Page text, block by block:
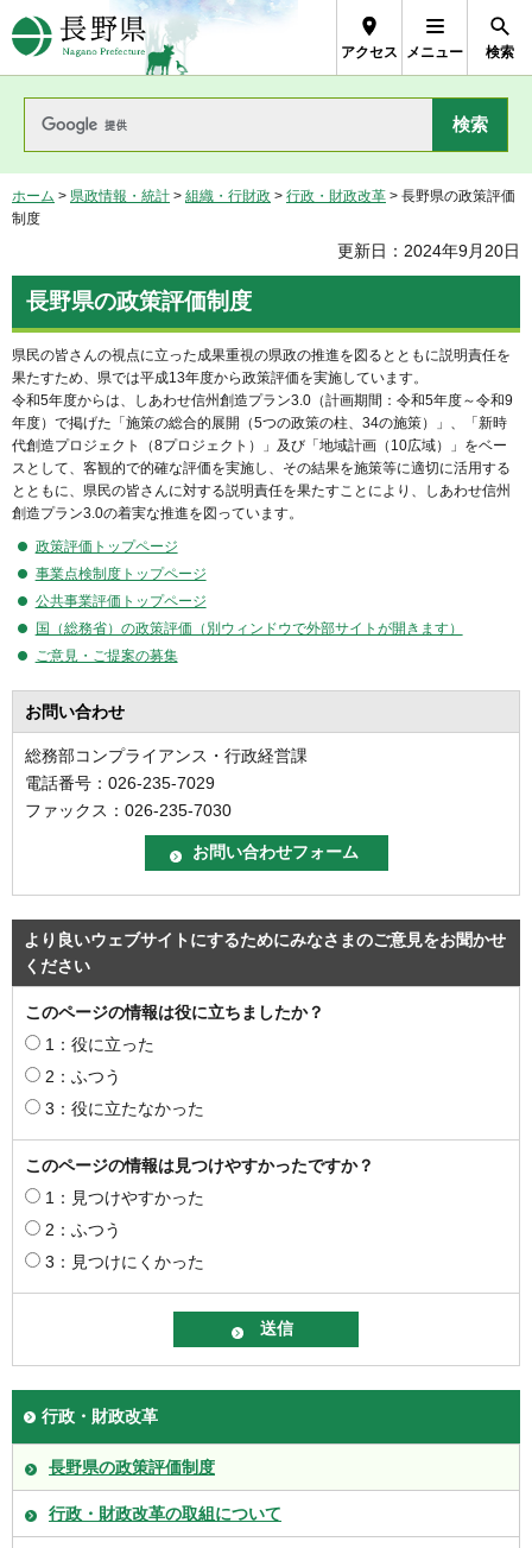
長野県Nagano Prefecture
アクセス メニュー 検索
ホーム > 県政情報・統計 > 組織・行財政 > 行政・財政改革 > 長野県の政策評価
制度
更新日：2024年9月20日
長野県の政策評価制度
県民の皆さんの視点に立った成果重視の県政の推進を図るとともに説明責任を
果たすため、県では平成13年度から政策評価を実施しています。
令和5年度からは、しあわせ信州創造プラン3.0（計画期間：令和5年度～令和9
年度）で掲げた「施策の総合的展開（5つの政策の柱、34の施策）」、「新時
代創造プロジェクト（8プロジェクト）」及び「地域計画（10広域）」をベー
スとして、客観的で的確な評価を実施し、その結果を施策等に適切に活用する
とともに、県民の皆さんに対する説明責任を果たすことにより、しあわせ信州
創造プラン3.0の着実な推進を図っています。
政策評価トップページ
事業点検制度トップページ
公共事業評価トップページ
国（総務省）の政策評価（別ウィンドウで外部サイトが開きます）
ご意見・ご提案の募集
お問い合わせ
総務部コンプライアンス・行政経営課
電話番号：026-235-7029
ファックス：026-235-7030
より良いウェブサイトにするためにみなさまのご意見をお聞かせ
ください
このページの情報は役に立ちましたか？
1：役に立った
2：ふつう
3：役に立たなかった
このページの情報は見つけやすかったですか？
1：見つけやすかった
2：ふつう
3：見つけにくかった
行政・財政改革
長野県の政策評価制度
行政・財政改革の取組について